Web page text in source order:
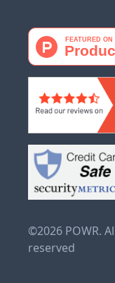
©2026 POWR.
reserved